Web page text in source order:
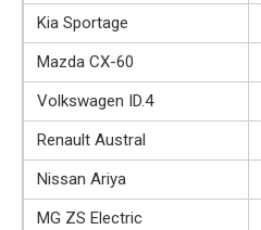
Kia Sportage
Mazda CX-60
Volkswagen ID.4
Renault Austral
Nissan Ariya
MG ZS Electric